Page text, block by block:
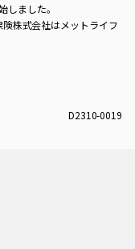
しました。
株式会社はメットライフ
D2310-0019